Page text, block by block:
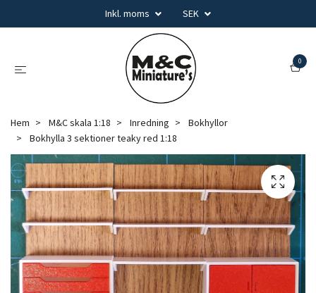
Inkl. moms SEK
0
Hem M&C skala 1:18 Inredning
Bokhyllor
Bokhylla 3 sektioner teaky red 1:18